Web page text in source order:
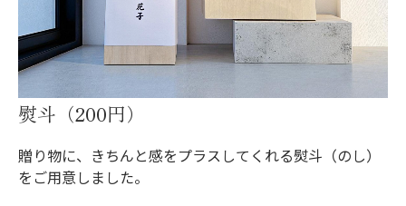
熨斗（200円）
贈り物に、きちんと感をプラスしてくれる熨斗（のし）
をご用意しました。